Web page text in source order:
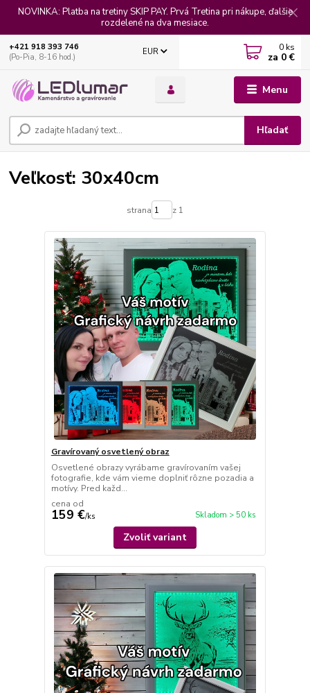
NOVINKA: Platba na tretiny SKIP PAY. Prvá Tretina pri nákupe, ďalšie
rozdelené na dva mesiace.
Menu
EUR
Hľadať
+421 918 393 746
(Po-Pia, 8-16 hod.)
0 ks
za 0 €
Veľkosť: 30x40cm
strana z 1
Gravírovaný osvetlený obraz
Osvetlené obrazy vyrábame gravírovaním vašej
fotografie, kde vám vieme doplniť rôzne pozadia a
motívy. Pred každ...
cena od
159 €/ks Skladom > 50 ks
Zvoliť variant